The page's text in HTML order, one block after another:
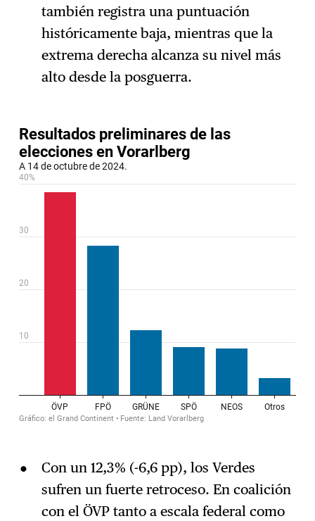
también registra una puntuación
históricamente baja, mientras que la
extrema derecha alcanza su nivel más
alto desde la posguerra.
Con un 12,3% (-6,6 pp), los Verdes
sufren un fuerte retroceso. En coalición
con el ÖVP tanto a escala federal como